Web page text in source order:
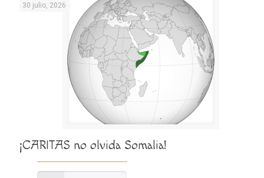
30 julio, 2026
¡CARITAS no olvida Somalia!